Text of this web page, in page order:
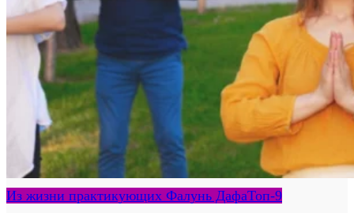
Из жизни практикующих Фалунь ДафаТоп-9